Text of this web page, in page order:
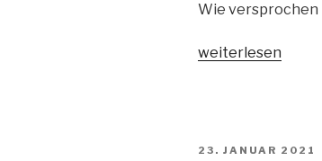
Wie versprochen
„Beerenstarke
weiterlesen
VERÖFFENTLICHT
23. JANUAR 2021